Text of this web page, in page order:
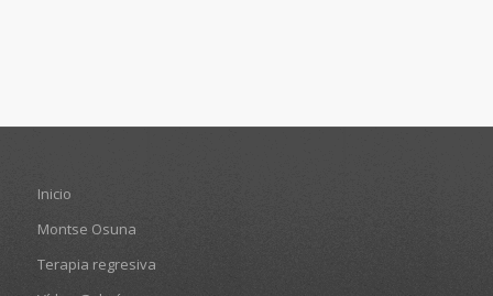
Inicio
Montse Osuna
Terapia regresiva